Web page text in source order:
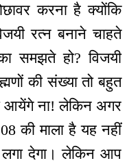
करना है क्योंकि
रत्न बनाने चाहते
समझते हो? विजयी
की संख्या तो बहुत
आयेंगे ना! लेकिन अगर
की माला है यह नहीं
लगा देगा। लेकिन आप